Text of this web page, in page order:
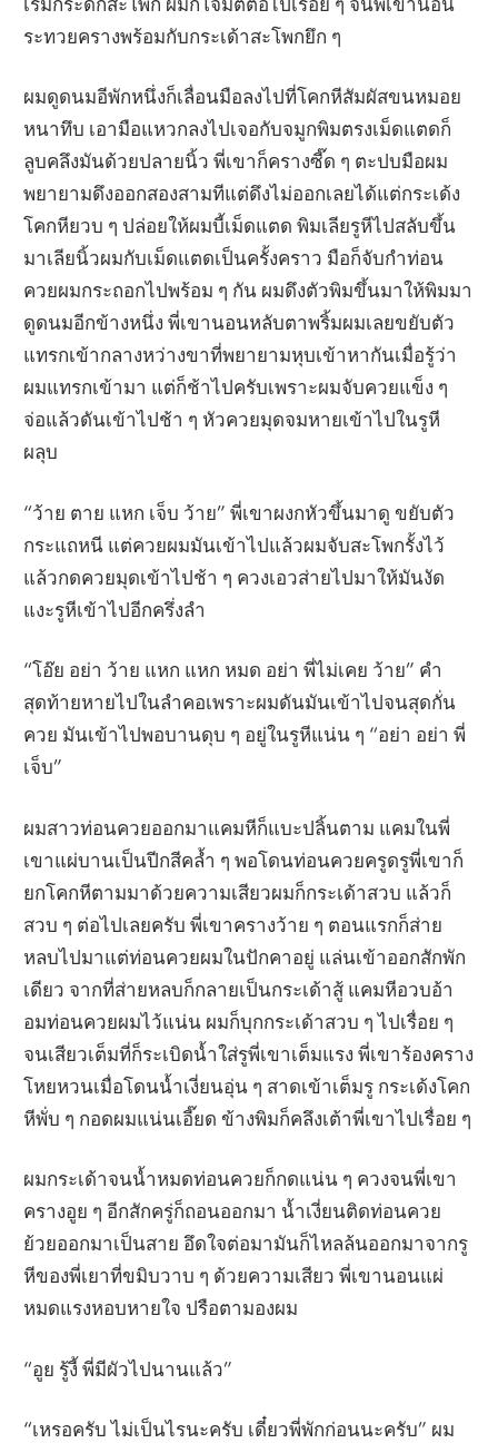
ระทวยครางพร้อมกับกระเด้าสะโพกยึก ๆ
ผมดูดนมอีพักหนึ่งก็เลื่อนมือลงไปที่โคกหีสัมผัสขนหมอย
หนาทึบ เอามือแหวกลงไปเจอกับจมูกพิมตรงเม็ดแตดก็
ลูบคลึงมันด้วยปลายนิ้ว พี่เขาก็ครางซี๊ด ๆ ตะปบมือผม
พยายามดึงออกสองสามทีแต่ดึงไม่ออกเลยได้แต่กระเด้ง
โคกหียวบ ๆ ปล่อยให้ผมบี้เม็ดแตด พิมเลียรูหีไปสลับขึ้น
มาเลียนิ้วผมกับเม็ดแตดเป็นครั้งคราว มือก็จับกำท่อน
ควยผมกระถอกไปพร้อม ๆ กัน ผมดึงตัวพิมขึ้นมาให้พิมมา
ดูดนมอีกข้างหนึ่ง พี่เขานอนหลับตาพริ้มผมเลยขยับตัว
แทรกเข้ากลางหว่างขาที่พยายามหุบเข้าหากันเมื่อรู้ว่า
ผมแทรกเข้ามา แต่ก็ช้าไปครับเพราะผมจับควยแข็ง ๆ
จ่อแล้วดันเข้าไปช้า ๆ หัวควยมุดจมหายเข้าไปในรูหี
ผลุบ
“ว้าย ตาย แหก เจ็บ ว้าย” พี่เขาผงกหัวขึ้นมาดู ขยับตัว
กระแถหนี แต่ควยผมมันเข้าไปแล้วผมจับสะโพกรั้งไว้
แล้วกดควยมุดเข้าไปช้า ๆ ควงเอวส่ายไปมาให้มันงัด
แงะรูหีเข้าไปอีกครึ่งลำ
“โอ๊ย อย่า ว้าย แหก แหก หมด อย่า พี่ไม่เคย ว้าย” คำ
สุดท้ายหายไปในลำคอเพราะผมดันมันเข้าไปจนสุดกั่น
ควย มันเข้าไปพอบานดุบ ๆ อยู่ในรูหีแน่น ๆ “อย่า อย่า พี่
เจ็บ”
ผมสาวท่อนควยออกมาแคมหีก็แบะปลิ้นตาม แคมในพี่
เขาแผ่บานเป็นปีกสีคล้ำ ๆ พอโดนท่อนควยครูดรูพี่เขาก็
ยกโคกหีตามมาด้วยความเสียวผมก็กระเด้าสวบ แล้วก็
สวบ ๆ ต่อไปเลยครับ พี่เขาครางว้าย ๆ ตอนแรกก็ส่าย
หลบไปมาแต่ท่อนควยผมในปักคาอยู่ แล่นเข้าออกสักพัก
เดียว จากที่ส่ายหลบก็กลายเป็นกระเด้าสู้ แคมหีอวบอ้า
อมท่อนควยผมไว้แน่น ผมก็บุกกระเด้าสวบ ๆ ไปเรื่อย ๆ
จนเสียวเต็มที่ก็ระเบิดน้ำใส่รูพี่เขาเต็มแรง พี่เขาร้องคราง
โหยหวนเมื่อโดนน้ำเงี่ยนอุ่น ๆ สาดเข้าเต็มรู กระเด้งโคก
หีพั่บ ๆ กอดผมแน่นเอี๊ยด ข้างพิมก็คลึงเต้าพี่เขาไปเรื่อย ๆ
ผมกระเด้าจนน้ำหมดท่อนควยก็กดแน่น ๆ ควงจนพี่เขา
ครางอูย ๆ อีกสักครู่ก็ถอนออกมา น้ำเงี่ยนติดท่อนควย
ย้วยออกมาเป็นสาย อึดใจต่อมามันก็ไหลล้นออกมาจากรู
หีของพี่เยาที่ขมิบวาบ ๆ ด้วยความเสียว พี่เขานอนแผ่
หมดแรงหอบหายใจ ปรือตามองผม
“อูย รู้งี้ พี่มีผัวไปนานแล้ว”
“เหรอครับ ไม่เป็นไรนะครับ เดี๋ยวพี่พักก่อนนะครับ” ผม